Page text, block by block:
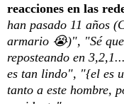
reacciones en las
han pasado 11 años
armario 😭)", "Sé
reposteando en
es tan lindo", "{el es
tanto a este hombre,